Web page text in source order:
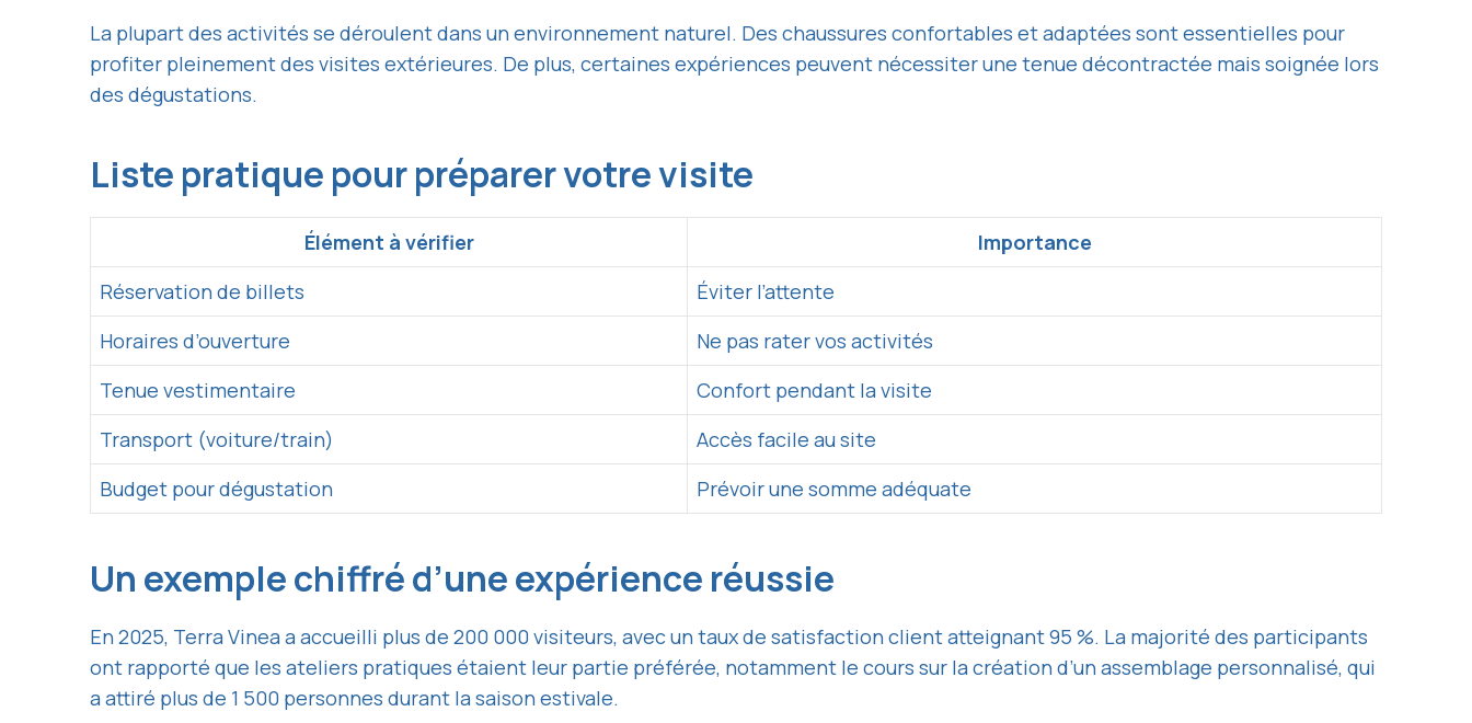
La plupart des activités se déroulent dans un environnement naturel. Des chaussures confortables et adaptées sont essentielles pour
profiter pleinement des visites extérieures. De plus, certaines expériences peuvent nécessiter une tenue décontractée mais soignée lors
des dégustations.
Liste pratique pour préparer votre visite
Élément à vérifier
Importance
Réservation de billets
Éviter l’attente
Horaires d’ouverture
Ne pas rater vos activités
Tenue vestimentaire
Confort pendant la visite
Transport (voiture/train)
Accès facile au site
Budget pour dégustation
Prévoir une somme adéquate
Un exemple chiffré d’une expérience réussie
En 2025, Terra Vinea a accueilli plus de 200 000 visiteurs, avec un taux de satisfaction client atteignant 95 %. La majorité des participants
ont rapporté que les ateliers pratiques étaient leur partie préférée, notamment le cours sur la création d’un assemblage personnalisé, qui
a attiré plus de 1 500 personnes durant la saison estivale.